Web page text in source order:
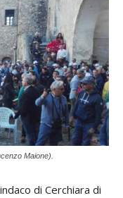
Maione).
di Cerchiara di